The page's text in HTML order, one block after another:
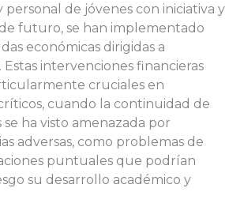
personal de jóvenes con iniciativa y
futuro, se han implementado
económicas dirigidas a
Estas intervenciones financieras
cruciales en
cuando la continuidad de
se ha visto amenazada por
adversas, como problemas de
puntuales que podrían
su desarrollo académico y